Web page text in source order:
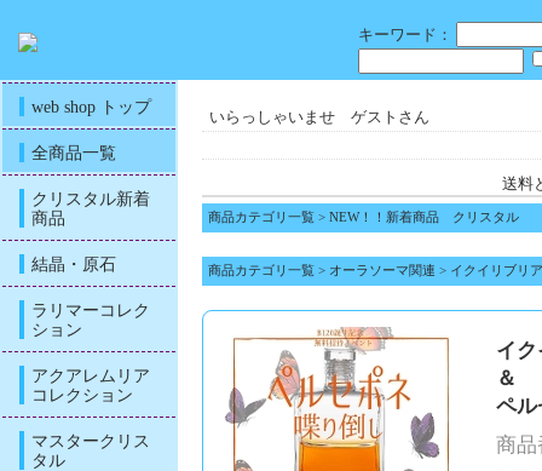
キーワード：
web shop トップ
全商品一覧
クリスタル新着
商品
結晶・原石
ラリマーコレク
ション
アクアレムリア
コレクション
マスタークリス
タル
いらっしゃいませ ゲストさん
送料
商品カテゴリ一覧 > NEW！！新着商品 クリスタル
商品カテゴリ一覧 > オーラソーマ関連 > イクイリブリ
イ
＆
ペ
商